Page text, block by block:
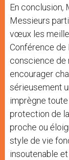
En conclusion,
Messieurs
vœux les
Conférence
conscience de
encourager
sérieusement
imprègne
protection de
proche ou
style de vie
insoutenable